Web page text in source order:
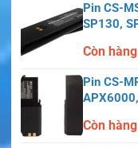
Model 84-210
điện ổn định cho bộ
Hiệu suất ổn
Thời gian hoạt
Pin CS-
SP130,
Còn hàng
Pin CS-
Còn hàng